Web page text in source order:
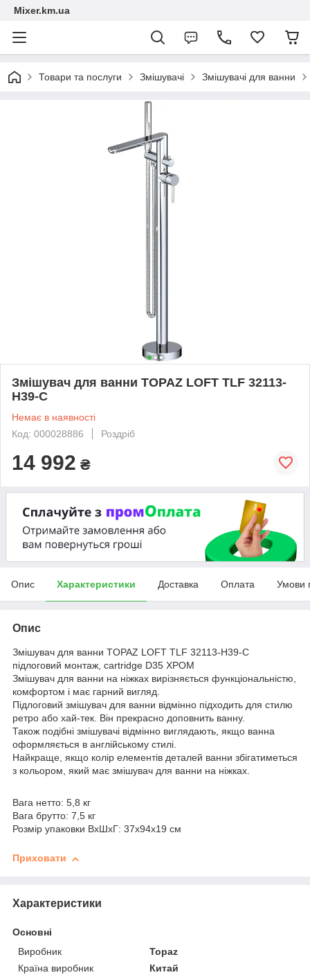
Mixer.km.ua
Товари та послуги Змішувачі Змішувачі для ванни
Змішувач для ванни TOPAZ LOFT TLF 32113-
H39-C
Немає в наявності
Код: 000028886
Роздріб
14 992 ₴
Опис Характеристики Доставка Оплата Умови
Опис
Змішувач для ванни TOPAZ LOFT TLF 32113-H39-C
підлоговий монтаж, cartridge D35 ХРОМ
Змішувач для ванни на ніжках вирізняється функціональністю,
комфортом і має гарний вигляд.
Підлоговий змішувач для ванни відмінно підходить для стилю
ретро або хай-тек. Він прекрасно доповнить ванну.
Також подібні змішувачі відмінно виглядають, якщо ванна
оформляється в англійському стилі.
Найкраще, якщо колір елементів деталей ванни збігатиметься
з кольором, який має змішувач для ванни на ніжках.
Вага нетто: 5,8 кг
Вага брутто: 7,5 кг
Розмір упаковки ВхШхГ: 37х94х19 см
Приховати
Характеристики
Основні
Виробник
Topaz
Країна виробник
Китай